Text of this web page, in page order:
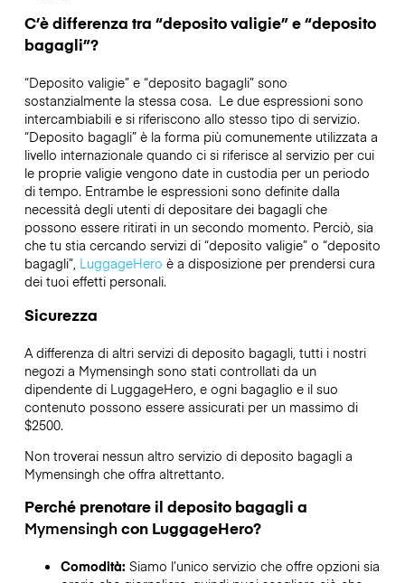
C’è differenza tra “deposito valigie” e “deposito
bagagli”?
“Deposito valigie” e “deposito bagagli” sono
sostanzialmente la stessa cosa. Le due espressioni sono
intercambiabili e si riferiscono allo stesso tipo di servizio.
“Deposito bagagli” è la forma più comunemente utilizzata a
livello internazionale quando ci si riferisce al servizio per cui
le proprie valigie vengono date in custodia per un periodo
di tempo. Entrambe le espressioni sono definite dalla
necessità degli utenti di depositare dei bagagli che
possono essere ritirati in un secondo momento. Perciò, sia
che tu stia cercando servizi di “deposito valigie” o “deposito
bagagli”,LuggageHero è a disposizione per prendersi cura
dei tuoi effetti personali.
Sicurezza
A differenza di altri servizi di deposito bagagli, tutti i nostri
negozi a Mymensinghsono stati controllati da un
dipendente di LuggageHero, e ogni bagaglio e il suo
contenuto possono essere assicurati per un massimo di
$2500.
Non troverai nessun altro servizio di deposito bagagli a
Mymensinghche offra altrettanto.
Perché prenotare il deposito bagagli a
Mymensinghcon LuggageHero?
Comodità: Siamo l’unico servizio che offre opzioni sia